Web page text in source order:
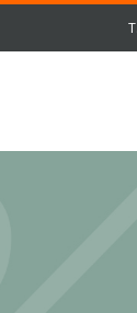
T.